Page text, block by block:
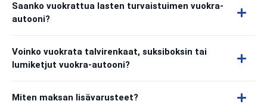
Saanko vuokrattua lasten turvaistuimen vuokra-
autooni?
Voinko vuokrata talvirenkaat, suksiboksin tai
lumiketjut vuokra-autooni?
Miten maksan lisävarusteet?